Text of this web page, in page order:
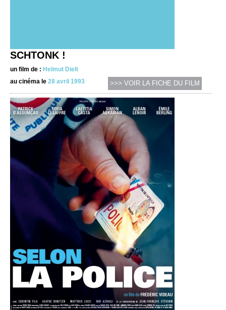
SCHTONK !
un film de : Helmut Dielt
au cinéma le 28 avril 1993 >>> VOIR LA FICHE DU FILM